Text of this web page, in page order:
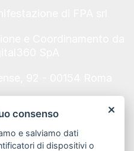
n. 10693191008 - REA
Privacy
consenso
e salviamo dati
di dispositivi o